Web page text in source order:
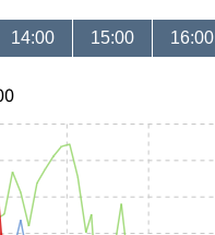
14:00 15:00 16:00